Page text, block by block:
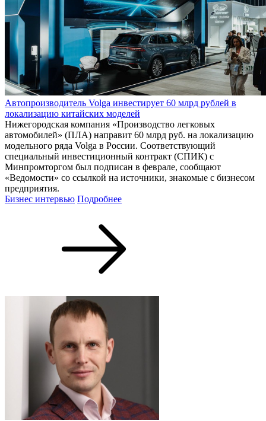
Автопроизводитель Volga инвестирует 60 млрд рублей в
локализацию китайских моделей
Нижегородская компания «Производство легковых
автомобилей» (ПЛА) направит 60 млрд руб. на локализацию
модельного ряда Volga в России. Соответствующий
специальный инвестиционный контракт (СПИК) с
Минпромторгом был подписан в феврале, сообщают
«Ведомости» со ссылкой на источники, знакомые с бизнесом
предприятия.
Бизнес интервью Подробнее